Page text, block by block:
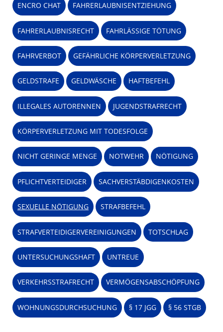
ENCRO CHAT FAHRERLAUBNISENTZIEHUNG
FAHRERLAUBNISRECHT FAHRLÄSSIGE TÖTUNG
FAHRVERBOT GEFÄHRLICHE KÖRPERVERLETZUNG
GELDSTRAFE GELDWÄSCHE HAFTBEFEHL
ILLEGALES AUTORENNEN JUGENDSTRAFRECHT
KÖRPERVERLETZUNG MIT TODESFOLGE
NICHT GERINGE MENGE NOTWEHR NÖTIGUNG
PFLICHTVERTEIDIGER SACHVERSTÄBDIGENKOSTEN
SEXUELLE NÖTIGUNG STRAFBEFEHL
STRAFVERTEIDIGERVEREINIGUNGEN TOTSCHLAG
UNTERSUCHUNGSHAFT UNTREUE
VERKEHRSSTRAFRECHT VERMÖGENSABSCHÖPFUNG
WOHNUNGSDURCHSUCHUNG § 17 JGG § 56 STGB